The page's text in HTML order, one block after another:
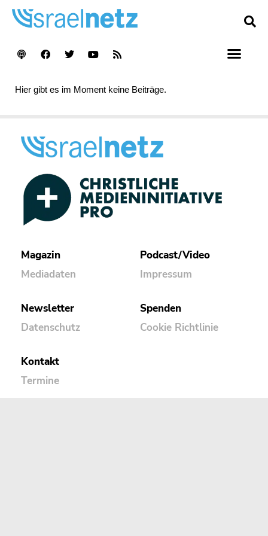
Hier gibt es im Moment keine Beiträge.
Magazin
Mediadaten
Podcast/Video
Impressum
Newsletter
Datenschutz
Spenden
Cookie Richtlinie
Kontakt
Termine